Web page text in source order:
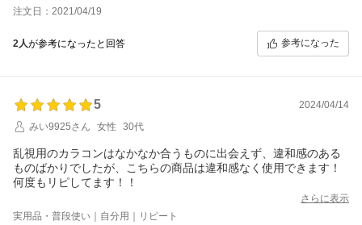
注文日：2021/04/19
2人が参考になったと回答 参考になった
5
2024/04/14
みい9925さん
女性 30代
乱視用のカラコンはなかなか合うものに出会えず、違和感のある
ものばかりでしたが、こちらの商品は違和感なく使用できます！
何度もリピしてます！！
さらに表示
実用品・普段使い｜自分用｜リピート